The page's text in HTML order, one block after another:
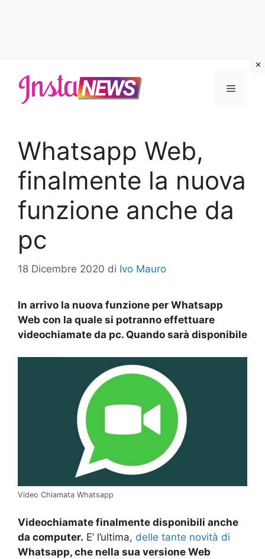
contenuto
Menu
Whatsapp Web,
finalmente la nuova
funzione anche da
pc
18 Dicembre 2020 di Ivo Mauro
In arrivo la nuova funzione per Whatsapp
Web con la quale si potranno effettuare
videochiamate da pc. Quando sarà disponibile
Video Chiamata Whatsapp
Videochiamate finalmente disponibili anche
da computer. E’ l’ultima, delle tante novità di
Whatsapp, che nella sua versione Web